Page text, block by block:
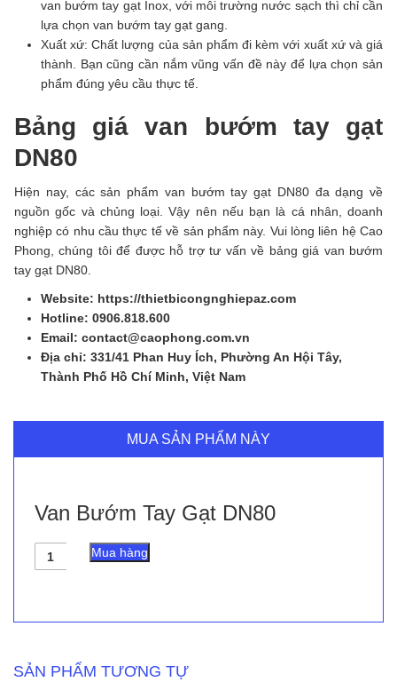
van bướm tay gạt Inox, với môi trường nước sạch thì chỉ cần
lựa chọn van bướm tay gạt gang.
Xuất xứ: Chất lượng của sản phẩm đi kèm với xuất xứ và giá
thành. Bạn cũng cần nắm vũng vấn đề này để lựa chọn sản
phẩm đúng yêu cầu thực tế.
Bảng giá van bướm tay gạt
DN80
Hiện nay, các sản phẩm van bướm tay gạt DN80 đa dạng về
nguồn gốc và chủng loại. Vậy nên nếu bạn là cá nhân, doanh
nghiệp có nhu cầu thực tế về sản phẩm này. Vui lòng liên hệ Cao
Phong, chúng tôi để được hỗ trợ tư vấn về bảng giá van bướm
tay gạt DN80.
Website: https://thietbicongnghiepaz.com
Hotline: 0906.818.600
Email: contact@caophong.com.vn
Địa chỉ: 331/41 Phan Huy Ích, Phường An Hội Tây,
Thành Phố Hồ Chí Minh, Việt Nam
MUA SẢN PHẨM NÀY
Van Bướm Tay Gạt DN80
Van
Bướm
Mua hàng
SẢN PHẨM TƯƠNG TỰ